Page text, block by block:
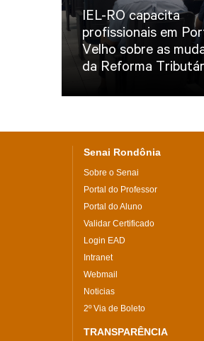
IEL-RO capacita
profissionais em
Velho sobre as
da Reforma
Senai Rondônia
Sobre o Senai
Portal do Professor
Portal do Aluno
Validar Certificado
Login EAD
Intranet
Webmail
Noticias
2º Via de Boleto
TRANSPARÊNCIA